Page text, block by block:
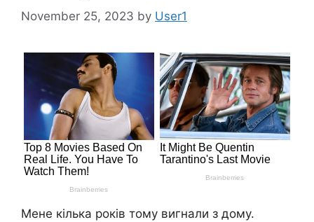
November 25, 2023 by User1
Мене кілька років тому вигнали з дому.